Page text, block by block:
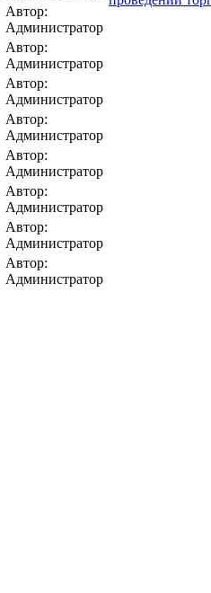
Автор:
Администратор
Автор:
Администратор
Автор:
Администратор
Автор:
Администратор
Автор:
Администратор
Автор:
Администратор
Автор:
Администратор
Автор:
Администратор